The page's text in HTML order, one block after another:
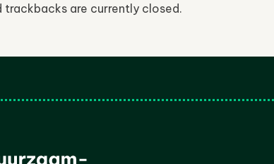
trackbacks are currently closed.